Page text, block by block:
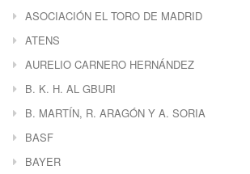
ASOCIACIÓN EL TORO DE MADRID
ATENS
AURELIO CARNERO HERNÁNDEZ
B. K. H. AL GBURI
B. MARTÍN, R. ARAGÓN Y A. SORIA
BASF
BAYER